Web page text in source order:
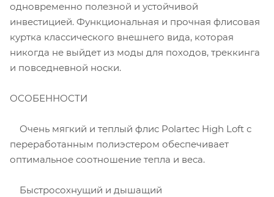
одновременно полезной и устойчивой
инвестицией. Функциональная и прочная флисовая
куртка классического внешнего вида, которая
никогда не выйдет из моды для походов, треккинга
и повседневной носки.
ОСОБЕННОСТИ
Очень мягкий и теплый флис Polartec High Loft с
переработанным полиэстером обеспечивает
оптимальное соотношение тепла и веса.
Быстросохнущий и дышащий